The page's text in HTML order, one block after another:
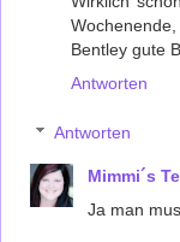
Bentley gute
Antworten
Antworten
Mimmi´s
Ja man